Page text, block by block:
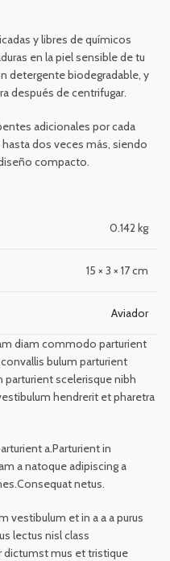
y libres de químicos
en la piel sensible de tu
detergente biodegradable, y
después de centrifugar.
adicionales por cada
dos veces más, siendo
compacto.
0.142 kg
15 × 3 × 17 cm
Aviador
diam commodo parturient
bulum parturient
parturient scelerisque nibh
hendrerit et pharetra
a.Parturient in
a natoque adipiscing a
netus.
vestibulum et in a a a purus
lectus nisl class
dictumst mus et tristique